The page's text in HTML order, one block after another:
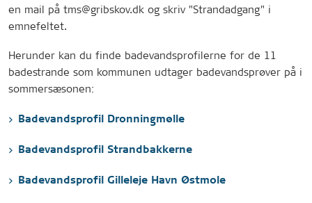
en mail på tms@gribskov.dk og skriv "Strandadgang" i
emnefeltet.
Herunder kan du finde badevandsprofilerne for de 11
badestrande som kommunen udtager badevandsprøver på i
sommersæsonen:
Badevandsprofil Dronningmølle
Badevandsprofil Strandbakkerne
Badevandsprofil Gilleleje Havn Østmole